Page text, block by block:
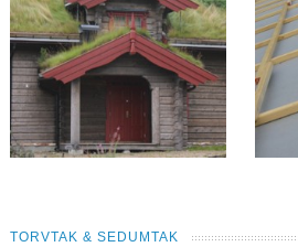
TORVTAK & SEDUMTAK